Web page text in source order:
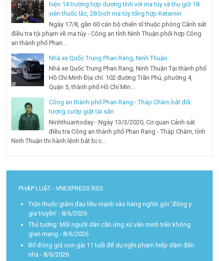
hiện 14 trường hợp dương tính với ma túy và thu giữ 18
viên thuốc lắc, 28 bịch ma túy tổng hợp Ketamin
Ngày 17/8, gần 60 cán bộ chiến sĩ thuộc phòng Cảnh sát
điều tra tội phạm về ma túy - Công an tỉnh Ninh Thuận phối hợp Công
an thành phố Phan...
Nhà xe Quốc Trung Phan Rang, Ninh Thuận
Nhà xe Quốc Trung Phan Rang, Ninh Thuận Tại thành phố
Hồ Chí Minh Địa chỉ: 102 đường Trần Phú, phường 4,
Quận 5, thành phố Hồ Chí Min...
Công an thành phố Phan Rang - Tháp Chàm bắt đối
tượng cướp giật tài sản
Ninhthuantoday - Ngày 13/3/2020, Cơ quan Cảnh sát
điều tra Công an thành phố Phan Rang - Tháp Chàm, tỉnh
Ninh Thuận thi hành lệnh bắt bị c...
PHÁP LUẬT - VNEXPRESS RSS
Trộn thuốc giảm đau liều mạnh vào hàng nghìn gói 'đông y
gia truyền' - 8/6/2026
Thủ tướng: Mỗi người dân cần ứng xử văn minh trên không
gian mạng - 8/6/2026
Bố đóng giả con gái 11 tuổi để dụ nghi phạm hiếp dâm đến
nhà - 8/6/2026